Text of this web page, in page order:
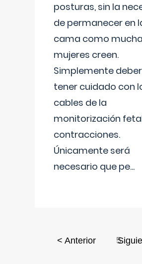
posturas, sin la
de permanecer en
cama como
mujeres creen.
Simplemente
tener cuidado con
cables de la
monitorización
contracciones.
Únicamente será
necesario que pe...
< Anterior 5